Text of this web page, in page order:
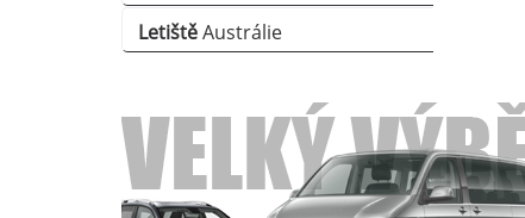
LetištěAustrálie